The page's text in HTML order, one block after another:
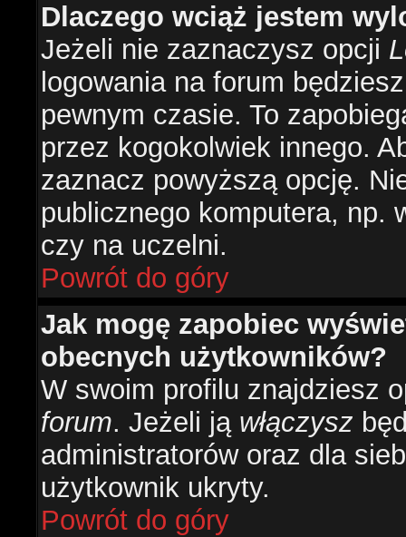
Dlaczego wciąż jestem
Jeżeli nie zaznaczysz opcji
logowania na forum
pewnym czasie. To
przez kogokolwiek innego.
zaznacz powyższą opcję.
publicznego komputera, np.
czy na uczelni.
Powrót do góry
Jak mogę zapobiec
obecnych użytkowników?
W swoim profilu znajdziesz
forum. Jeżeli ją włączysz
administratorów oraz dla
użytkownik ukryty.
Powrót do góry